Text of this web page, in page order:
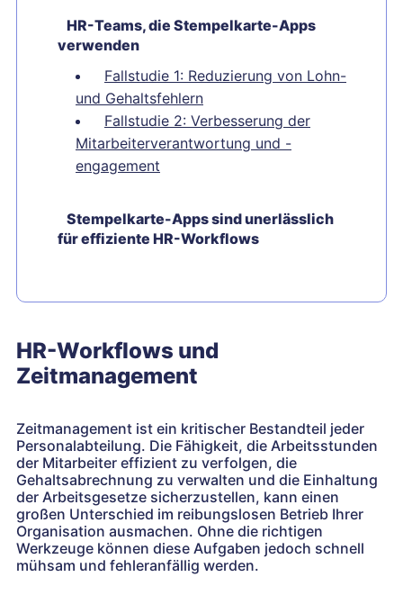
HR-Teams, die Stempelkarte-Apps
verwenden
Fallstudie 1: Reduzierung von Lohn-
und Gehaltsfehlern
Fallstudie 2: Verbesserung der
Mitarbeiterverantwortung und -
engagement
Stempelkarte-Apps sind unerlässlich
für effiziente HR-Workflows
HR-Workflows und
Zeitmanagement
Zeitmanagement ist ein kritischer Bestandteil jeder
Personalabteilung. Die Fähigkeit, die Arbeitsstunden
der Mitarbeiter effizient zu verfolgen, die
Gehaltsabrechnung zu verwalten und die Einhaltung
der Arbeitsgesetze sicherzustellen, kann einen
großen Unterschied im reibungslosen Betrieb Ihrer
Organisation ausmachen. Ohne die richtigen
Werkzeuge können diese Aufgaben jedoch schnell
mühsam und fehleranfällig werden.